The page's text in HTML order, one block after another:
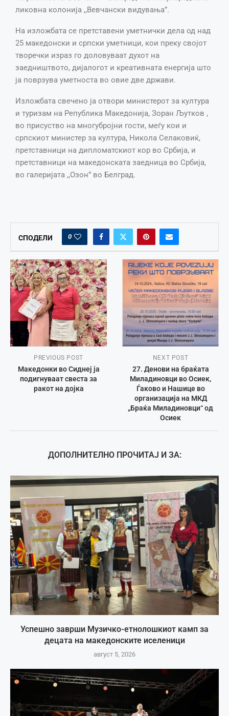
ликовна колонија ,,Вевчански видувања”.
На изложбата се претставени уметнички дела од над
25 македонски и српски уметници, кои преку својот
творечки израз го доловуваат духот на
заедништвото, дијалогот и креативната енергија што
ја поврзува уметноста во овие две држави.
Изложбата свечено ја отвори министерот за култура
и туризам на Република Македонија, Зоран Љутков ,
во присуство на многубројни гости, меѓу кои и
српскиот министер за култура, Никола Селаковиќ,
претставници на дипломатскиот кор во Србија, и
претставници на македонската заедница во Србија,
во галеријата ,,Озон” во Белград.
СПОДЕЛИ 0
PREVIOUS POST
Македонки во Сиднеј ја
подигнуваат свеста за
ракот на дојка
NEXT POST
27. Денови на браќата
Миладиновци во Осиек,
Ѓаково и Нашице во
организација на МКД
„Браќа Миладиновци“ од
Осиек
ДОПОЛНИТЕЛНО ПРОЧИТАЈ И ЗА:
Успешно заврши Музичко-етнолошкиот камп за
децата на македонските иселеници
август 5, 2026